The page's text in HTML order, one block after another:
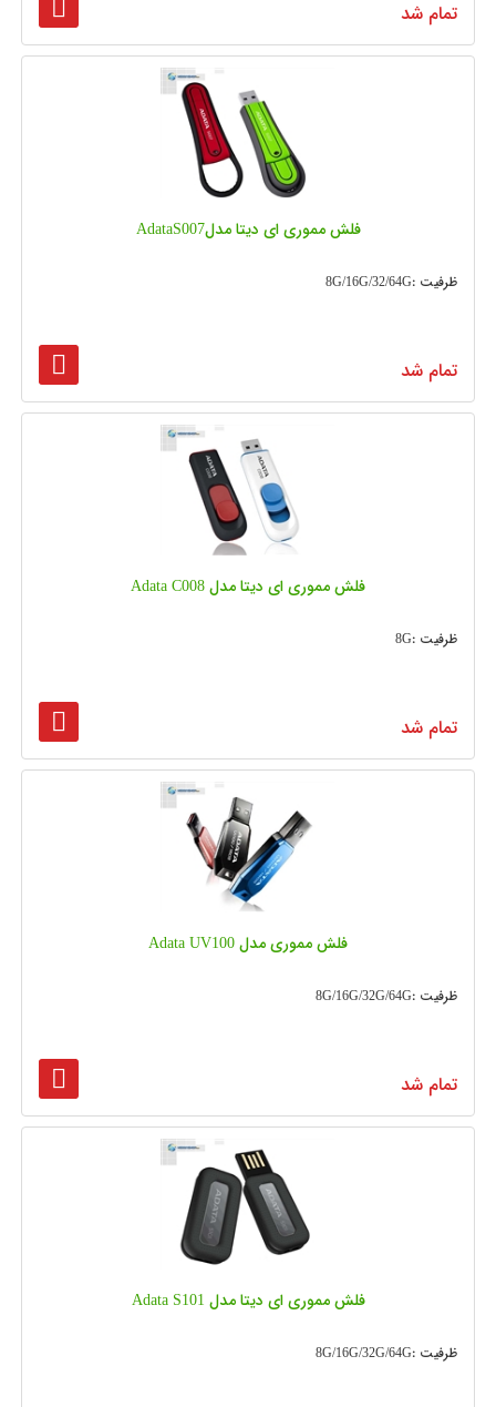
تمام شد
فلش مموری ای دیتا مدلAdataS007
ظرفیت :8G/16G/32/64G
تمام شد
فلش مموری ای دیتا مدل Adata C008
ظرفیت :8G
تمام شد
فلش مموری مدل Adata UV100
ظرفیت :8G/16G/32G/64G
تمام شد
فلش مموری ای دیتا مدل Adata S101
ظرفیت :8G/16G/32G/64G